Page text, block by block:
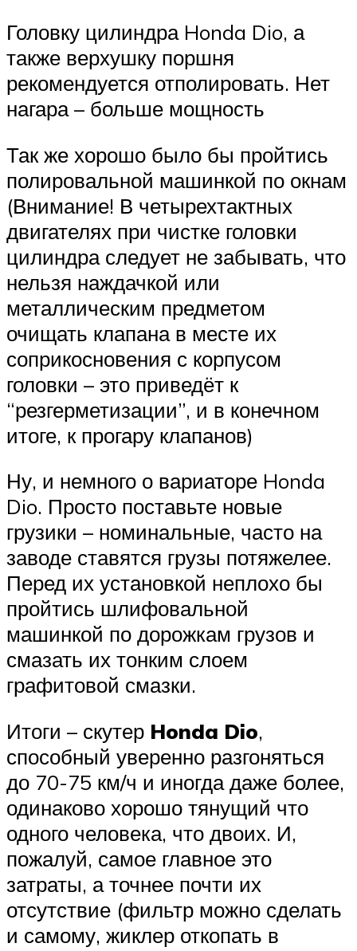
Головку цилиндра Honda Dio, а
также верхушку поршня
рекомендуется отполировать. Нет
нагара – больше мощность
Так же хорошо было бы пройтись
полировальной машинкой по окнам
(Внимание! В четырехтактных
двигателях при чистке головки
цилиндра следует не забывать, что
нельзя наждачкой или
металлическим предметом
очищать клапана в месте их
соприкосновения с корпусом
головки – это приведёт к
“резгерметизации”, и в конечном
итоге, к прогару клапанов)
Ну, и немного о вариаторе Honda
Dio. Просто поставьте новые
грузики – номинальные, часто на
заводе ставятся грузы потяжелее.
Перед их установкой неплохо бы
пройтись шлифовальной
машинкой по дорожкам грузов и
смазать их тонким слоем
графитовой смазки.
Итоги – скутер Honda Dio,
способный уверенно разгоняться
до 70-75 км/ч и иногда даже более,
одинаково хорошо тянущий что
одного человека, что двоих. И,
пожалуй, самое главное это
затраты, а точнее почти их
отсутствие (фильтр можно сделать
и самому, жиклер откопать в